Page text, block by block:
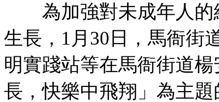
為加強對未成年人的
生長，1月30日，馬衙街
明實踐站等在馬衙街道
長，快樂中飛翔」為主